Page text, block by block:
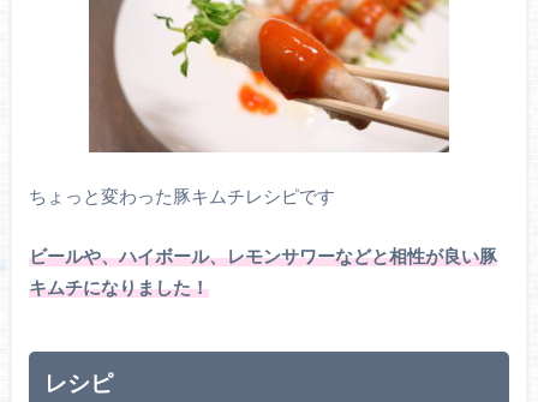
ちょっと変わった豚キムチレシピです
ビールや、ハイボール、レモンサワーなどと相性が良い豚
キムチになりました！
レシピ